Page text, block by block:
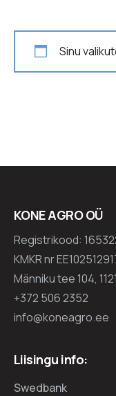
Sinu
KONE AGRO OÜ
Registrikood:
KMKR nr
Männiku tee 104,
+372 506 2352
info@koneagro.ee
Liisingu info:
Swedbank